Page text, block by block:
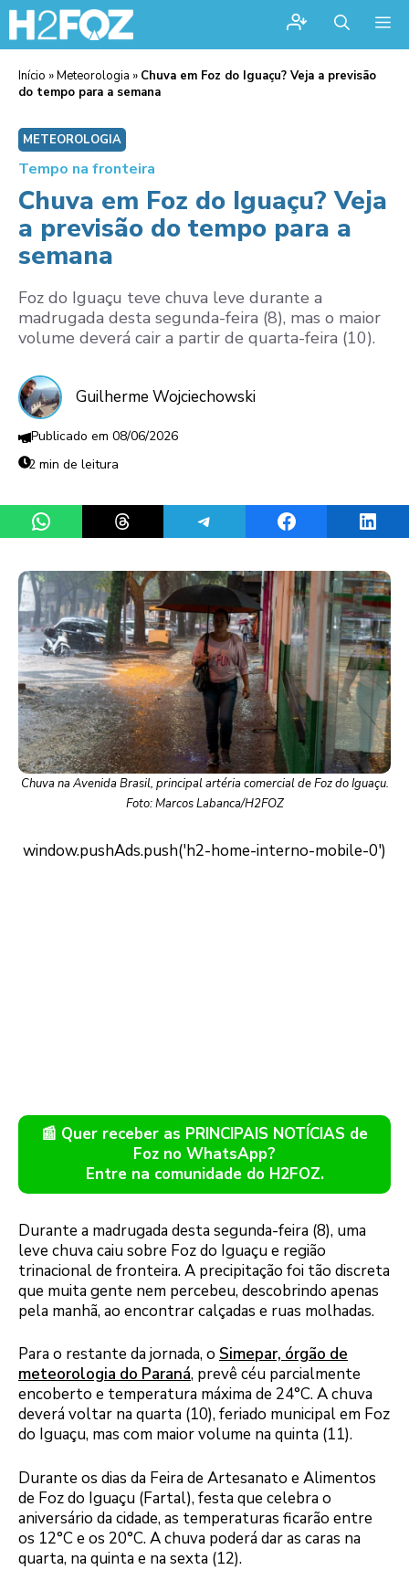
Início »Meteorologia » Chuva em Foz do Iguaçu? Veja a previsão
do tempo para a semana
METEOROLOGIA
Tempo na fronteira
Chuva em Foz do Iguaçu? Veja
a previsão do tempo para a
semana
Foz do Iguaçu teve chuva leve durante a
madrugada desta segunda-feira (8), mas o maior
volume deverá cair a partir de quarta-feira (10).
Guilherme Wojciechowski
08/06/2026
2 min de leitura
Share on WhatsAppShare on ThreadsShare on TelegramShare on Facebook
Chuva na Avenida Brasil, principal artéria comercial de Foz do Iguaçu.
Foto: Marcos Labanca/H2FOZ
📰 Quer receber as PRINCIPAIS NOTÍCIAS de
Foz no WhatsApp?
Entre na comunidade do H2FOZ.
Durante a madrugada desta segunda-feira (8), uma
leve chuva caiu sobre Foz do Iguaçu e região
trinacional de fronteira. A precipitação foi tão discreta
que muita gente nem percebeu, descobrindo apenas
pela manhã, ao encontrar calçadas e ruas molhadas.
Para o restante da jornada, o Simepar, órgão de
meteorologia do Paraná, prevê céu parcialmente
encoberto e temperatura máxima de 24°C. A chuva
deverá voltar na quarta (10), feriado municipal em Foz
do Iguaçu, mas com maior volume na quinta (11).
Durante os dias da Feira de Artesanato e Alimentos
de Foz do Iguaçu (Fartal), festa que celebra o
aniversário da cidade, as temperaturas ficarão entre
os 12°C e os 20°C. A chuva poderá dar as caras na
quarta, na quinta e na sexta (12).